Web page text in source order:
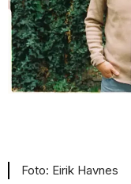
Eirik Havnes